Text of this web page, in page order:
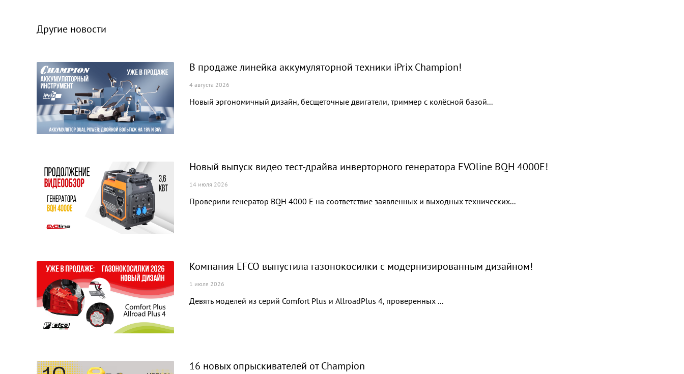
Другие новости
В продаже линейка аккумуляторной техники iPrix Champion!
4 августа 2026
Новый эргономичный дизайн, бесщеточные двигатели, триммер с колёсной базой...
Новый выпуск видео тест-драйва инверторного генератора EVOline BQH 4000E!
14 июля 2026
Проверили генератор BQH 4000 E на соответствие заявленных и выходных технических...
Компания EFCO выпустила газонокосилки с модернизированным дизайном!
1 июля 2026
Девять моделей из серий Comfort Plus и AllroadPlus 4, проверенных ...
16 новых опрыскивателей от Champion